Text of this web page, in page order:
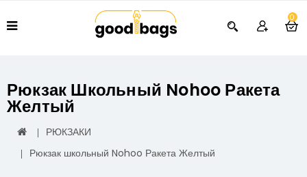
0
Рюкзак Школьный Nohoo Ракета
Желтый
РЮКЗАКИ
Рюкзак школьный Nohoo Ракета Желтый